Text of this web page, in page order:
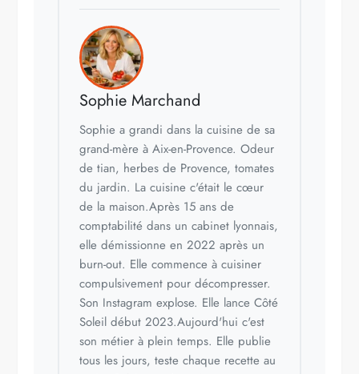
Sophie Marchand
Sophie a grandi dans la cuisine de sa
grand-mère à Aix-en-Provence. Odeur
de tian, herbes de Provence, tomates
du jardin. La cuisine c'était le cœur
de la maison.Après 15 ans de
comptabilité dans un cabinet lyonnais,
elle démissionne en 2022 après un
burn-out. Elle commence à cuisiner
compulsivement pour décompresser.
Son Instagram explose. Elle lance Côté
Soleil début 2023.Aujourd'hui c'est
son métier à plein temps. Elle publie
tous les jours, teste chaque recette au